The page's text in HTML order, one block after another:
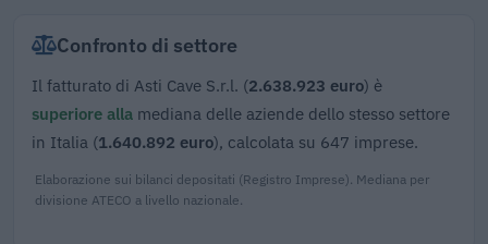
Confronto di settore
Il fatturato di Asti Cave S.r.l. (2.638.923 euro) è
superiore alla mediana delle aziende dello stesso settore
in Italia (1.640.892 euro), calcolata su 647 imprese.
Elaborazione sui bilanci depositati (Registro Imprese). Mediana per
divisione ATECO a livello nazionale.